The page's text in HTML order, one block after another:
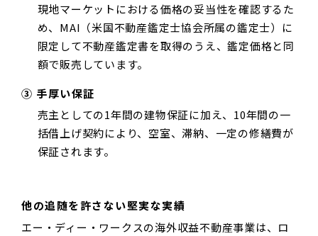
現地マーケットにおける価格の妥当性を確認するた
め、MAI（米国不動産鑑定士協会所属の鑑定士）に
限定して不動産鑑定書を取得のうえ、鑑定価格と同
額で販売しています。
③ 手厚い保証
売主としての1年間の建物保証に加え、10年間の一
括借上げ契約により、空室、滞納、一定の修繕費が
保証されます。
­他の追随を許さない堅実な実績
エー・ディー・ワークスの海外収益不動産事業は、ロ